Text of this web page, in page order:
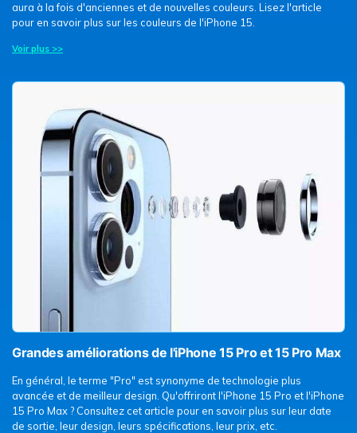
aura à la fois d'anciennes et de nouvelles couleurs. Lisez l'article
pour en savoir plus sur les couleurs de l'iPhone 15.
Voir plus >>
Grandes améliorations de l'iPhone 15 Pro et 15 Pro Max
En général, le terme "Pro" est synonyme de technologie plus
avancée et de meilleur design. Qu'offriront l'iPhone 15 Pro et l'iPhone
15 Pro Max ? Consultez cet article pour en savoir plus sur leur date
de sortie, leur design, leurs spécifications, leur prix, etc.